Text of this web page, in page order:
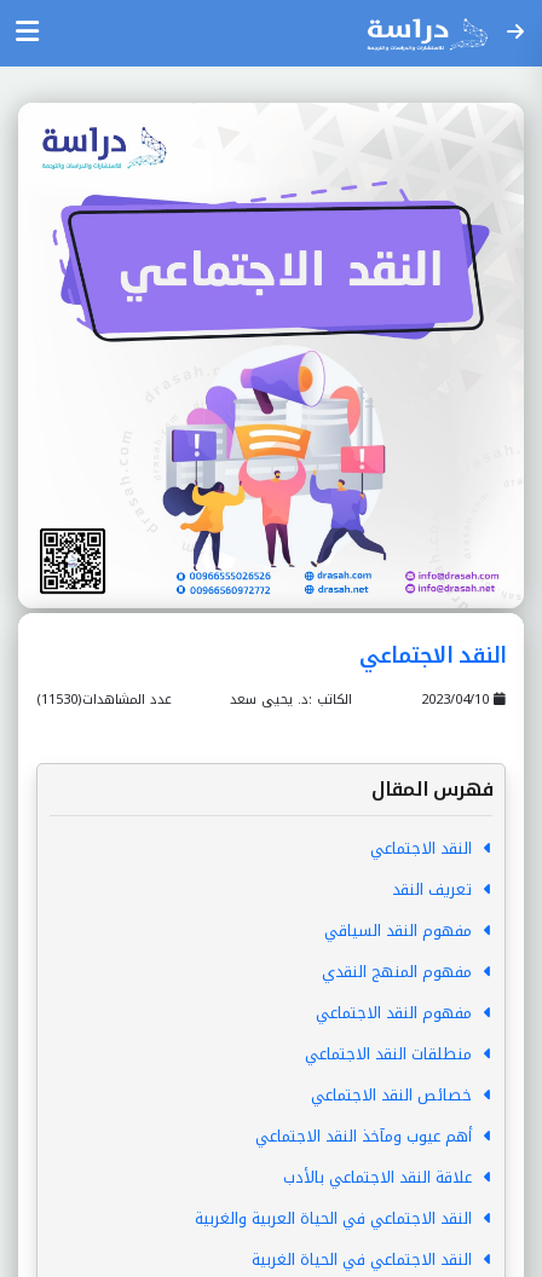
النقد الاجتماعي
عدد المشاهدات(11530) الكاتب :د. يحيى سعد
فهرس المقال
النقد الاجتماعي
تعريف النقد
مفهوم النقد السياقي
مفهوم المنهج النقدي
مفهوم النقد الاجتماعي
منطلقات النقد الاجتماعي
خصائص النقد الاجتماعي
أهم عيوب ومآخذ النقد الاجتماعي
علاقة النقد الاجتماعي بالأدب
النقد الاجتماعي في الحياة العربية والغربية
النقد الاجتماعي في الحياة الغربية